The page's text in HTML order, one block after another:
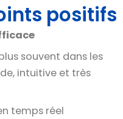
positifs
souvent dans les
intuitive et très
temps réel